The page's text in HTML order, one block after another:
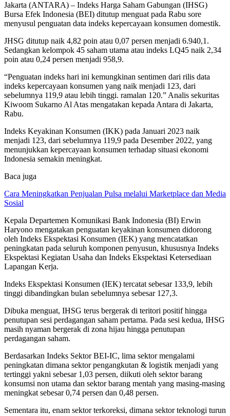
Jakarta (ANTARA) – Indeks Harga Saham Gabungan (IHSG)
Bursa Efek Indonesia (BEI) ditutup menguat pada Rabu sore
menyusul penguatan data indeks kepercayaan konsumen domestik.
JHSG ditutup naik 4,82 poin atau 0,07 persen menjadi 6.940,1.
Sedangkan kelompok 45 saham utama atau indeks LQ45 naik 2,34
poin atau 0,24 persen menjadi 958,9.
“Penguatan indeks hari ini kemungkinan sentimen dari rilis data
indeks kepercayaan konsumen yang naik menjadi 123, dari
sebelumnya 119,9 atau lebih tinggi. ramalan 120.” Analis sekuritas
Kiwoom Sukarno Al Atas mengatakan kepada Antara di Jakarta,
Rabu.
Indeks Keyakinan Konsumen (IKK) pada Januari 2023 naik
menjadi 123, dari sebelumnya 119,9 pada Desember 2022, yang
menunjukkan kepercayaan konsumen terhadap situasi ekonomi
Indonesia semakin meningkat.
Baca juga
Cara Meningkatkan Penjualan Pulsa melalui Marketplace dan Media
Sosial
Kepala Departemen Komunikasi Bank Indonesia (BI) Erwin
Haryono mengatakan penguatan keyakinan konsumen didorong
oleh Indeks Ekspektasi Konsumen (IEK) yang mencatatkan
peningkatan pada seluruh komponen penyusun, khususnya Indeks
Ekspektasi Kegiatan Usaha dan Indeks Ekspektasi Ketersediaan
Lapangan Kerja.
Indeks Ekspektasi Konsumen (IEK) tercatat sebesar 133,9, lebih
tinggi dibandingkan bulan sebelumnya sebesar 127,3.
Dibuka menguat, IHSG terus bergerak di teritori positif hingga
penutupan sesi perdagangan saham pertama. Pada sesi kedua, IHSG
masih nyaman bergerak di zona hijau hingga penutupan
perdagangan saham.
Berdasarkan Indeks Sektor BEI-IC, lima sektor mengalami
peningkatan dimana sektor pengangkutan & logistik menjadi yang
tertinggi yakni sebesar 1,03 persen, diikuti oleh sektor barang
konsumsi non utama dan sektor barang mentah yang masing-masing
meningkat sebesar 0,74 persen dan 0,48 persen.
Sementara itu, enam sektor terkoreksi, dimana sektor teknologi turun